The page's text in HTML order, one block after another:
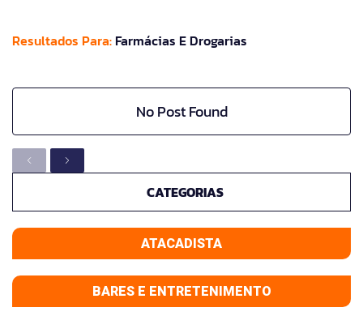
Resultados Para: Farmácias E Drogarias
No Post Found
CATEGORIAS
ATACADISTA
BARES E ENTRETENIMENTO